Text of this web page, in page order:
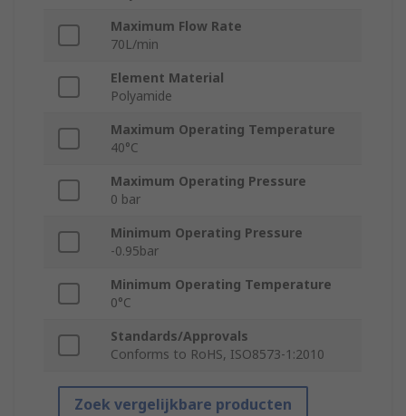
Maximum Flow Rate
70L/min
Element Material
Polyamide
Maximum Operating Temperature
40°C
Maximum Operating Pressure
0 bar
Minimum Operating Pressure
-0.95bar
Minimum Operating Temperature
0°C
Standards/Approvals
Conforms to RoHS, ISO8573-1:2010
Zoek vergelijkbare producten